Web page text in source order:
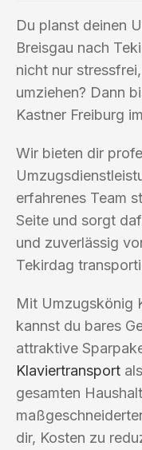
Du planst deinen
Breisgau nach
nicht nur
umziehen? Dann
Kastner Freiburg
Wir bieten dir
erfahrenes Team
Seite und sorgt
und zuverlässig
Tekirdag
Mit Umzugskönig
kannst du bares
attraktive
Klaviertransport
gesamten
dir, Kosten zu